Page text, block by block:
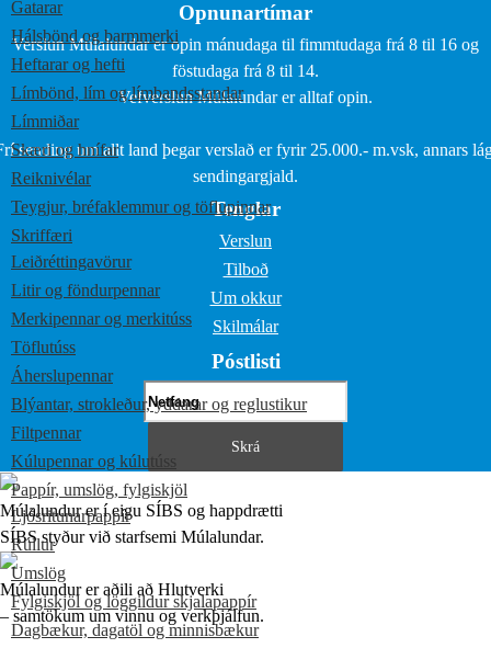
Gatarar
Hálsbönd og barmmerki
Heftarar og hefti
Límbönd, lím og límbandsstandar
Límmiðar
Skæri og hnífar
Reiknivélar
Teygjur, bréfaklemmur og töflupinnar
Skriffæri
Leiðréttingavörur
Litir og föndurpennar
Merkipennar og merkitúss
Töflutúss
Áherslupennar
Blýantar, strokleður, yddarar og reglustikur
Filtpennar
Kúlupennar og kúlutúss
Pappír, umslög, fylgiskjöl
Ljósritunarpappír
Rúllur
Umslög
Fylgiskjöl og löggildur skjalapappír
Dagbækur, dagatöl og minnisbækur
Opnunartímar
Verslun Múlalundar er opin mánudaga til fimmtudaga frá 8 til 16 og
föstudaga frá 8 til 14.
Vefverslun Múlalundar er alltaf opin.
sending um allt land þegar verslað er fyrir 25.000.- m.vsk, annars
sendingargjald.
Tenglar
Verslun
Tilboð
Um okkur
Skilmálar
Póstlisti
Múlalundur er í eigu SÍBS og happdrætti
SÍBS styður við starfsemi Múlalundar.
Múlalundur er aðili að Hlutverki
– samtökum um vinnu og verkþjálfun.